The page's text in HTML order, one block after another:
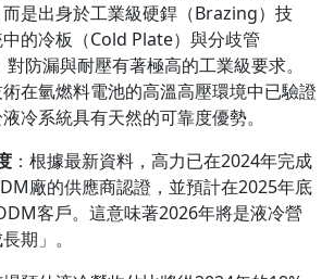
是出身於工業級硬銲（Brazing）技
的冷板（Cold Plate）與分歧管
對防漏與耐壓有著極高的工業級要求。
在氫燃料電池的高溫高壓環境中已驗證
冷系統具有天然的可靠度優勢。
：根據最新資料，高力已在2024年完成
廠的供應商認證，並預計在2025年底
客戶。這意味著2026年將是液冷營
期」。